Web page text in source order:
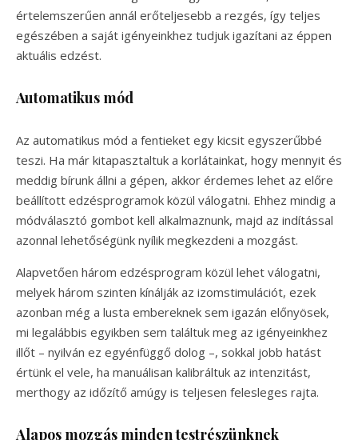
értelemszerűen annál erőteljesebb a rezgés, így teljes
egészében a saját igényeinkhez tudjuk igazítani az éppen
aktuális edzést.
Automatikus mód
Az automatikus mód a fentieket egy kicsit egyszerűbbé
teszi. Ha már kitapasztaltuk a korlátainkat, hogy mennyit és
meddig bírunk állni a gépen, akkor érdemes lehet az előre
beállított edzésprogramok közül válogatni. Ehhez mindig a
módválasztó gombot kell alkalmaznunk, majd az indítással
azonnal lehetőségünk nyílik megkezdeni a mozgást.
Alapvetően három edzésprogram közül lehet válogatni,
melyek három szinten kínálják az izomstimulációt, ezek
azonban még a lusta embereknek sem igazán előnyösek,
mi legalábbis egyikben sem találtuk meg az igényeinkhez
illőt – nyilván ez egyénfüggő dolog –, sokkal jobb hatást
értünk el vele, ha manuálisan kalibráltuk az intenzitást,
merthogy az időzítő amúgy is teljesen felesleges rajta.
Alapos mozgás minden testrészünknek